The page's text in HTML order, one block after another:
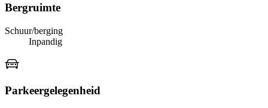
Bergruimte
Schuur/berging
Inpandig
Parkeergelegenheid